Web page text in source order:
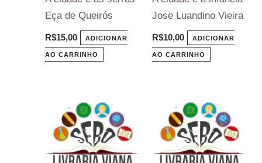
Eça de Queirós
R$15,00 ADICIONAR
AO CARRINHO
Jose Luandino Vieira
R$10,00 ADICIONAR
AO CARRINHO